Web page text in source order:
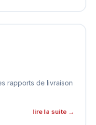
rapports de livraison
lire la suite →